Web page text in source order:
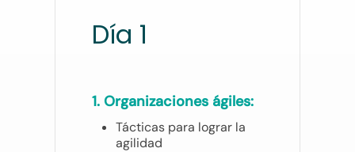
Día 1
1. Organizaciones ágiles:
Tácticas para lograr la
agilidad